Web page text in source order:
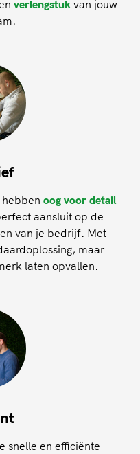
verlengstukvan jouw
hebben oog voor detail
aansluit op de
van je bedrijf. Met
maar
laten opvallen.
snelle en efficiënte